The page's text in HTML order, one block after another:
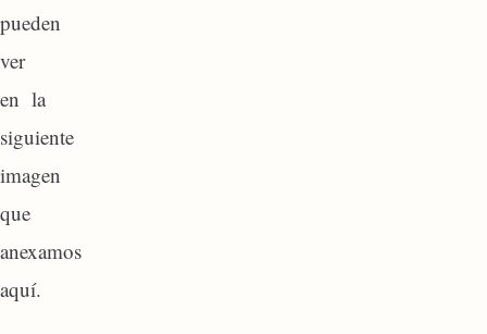
pueden
ver
en la
siguiente
imagen
que
anexamos
aquí.